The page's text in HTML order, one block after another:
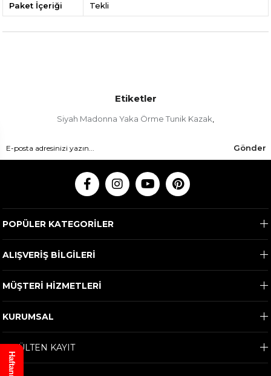
Paket İçeriği Tekli
Etiketler
Siyah Madonna Yaka Örme Tunik Kazak,
Gönder
POPÜLER KATEGORİLER
ALIŞVERİŞ BİLGİLERİ
MÜŞTERİ HİZMETLERİ
KURUMSAL
E-BÜLTEN KAYIT